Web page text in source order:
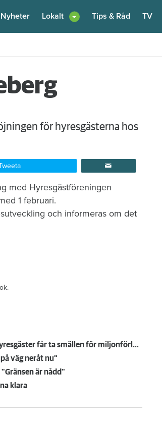
Nyheter Lokalt Tips & Råd TV
för hyresgästerna hos
med Hyresgästföreningen
1 februari.
och informeras om det
Eftersatt underhåll plus en av landets högsta hyreshöjningar – hyresgäster får ta smällen för miljonförlusterna
väg neråt nu"
är nådd"
klara